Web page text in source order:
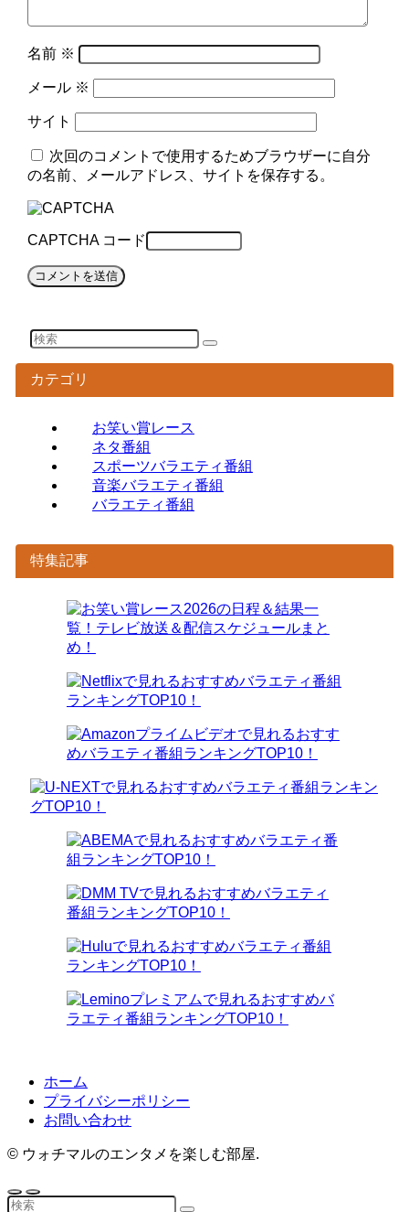
名前 ※
メール ※
サイト
次回のコメントで使用するためブラウザーに自分
の名前、メールアドレス、サイトを保存する。
CAPTCHA コード
カテゴリ
お笑い賞レース
ネタ番組
スポーツバラエティ番組
音楽バラエティ番組
バラエティ番組
特集記事
ホーム
プライバシーポリシー
お問い合わせ
© ウォチマルのエンタメを楽しむ部屋.